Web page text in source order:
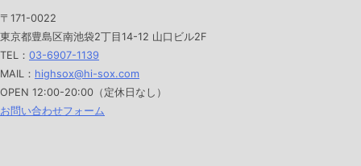
〒171-0022
東京都豊島区南池袋2丁目14-12 山口ビル2F
TEL： 03-6907-1139
MAIL： highsox@hi-sox.com
OPEN 12:00-20:00（定休日なし）
お問い合わせフォーム